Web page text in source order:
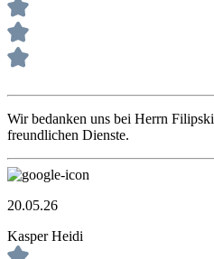
Wir bedanken uns bei Herrn
freundlichen Dienste.
20.05.26
Kasper Heidi